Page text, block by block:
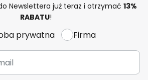
Newslettera już teraz i otrzymać 13%
RABATU!
prywatna Firma